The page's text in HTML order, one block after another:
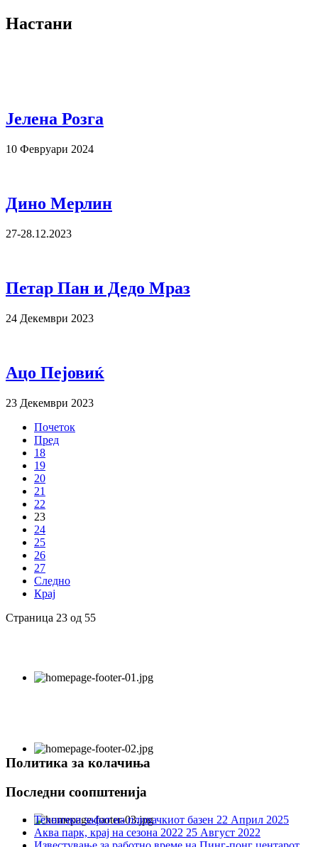
Настани
Јелена Розга
10 Февруари 2024
Дино Мерлин
27-28.12.2023
Петар Пан и Дедо Мраз
24 Декември 2023
Ацо Пејовиќ
23 Декември 2023
Почеток
Пред
18
19
20
21
22
23
24
25
26
27
Следно
Крај
Страница 23 од 55
Политика за колачиња
Последни соопштенија
Технички зафат на пливачкиот базен 22 Април 2025
Аква парк, крај на сезона 2022 25 Август 2022